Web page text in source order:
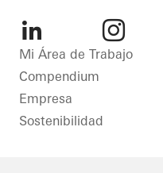
LinkedIn Instagram
Mi Área de Trabajo
Compendium
Empresa
Sostenibilidad